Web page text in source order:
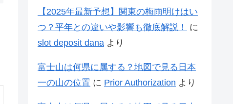
【2025年最新予想】関東の梅雨明けはい
つ？平年との違いや影響も徹底解説！
に
slot deposit dana より
富士山は何県に属する？地図で見る日本
一の山の位置 に Prior Authorization より